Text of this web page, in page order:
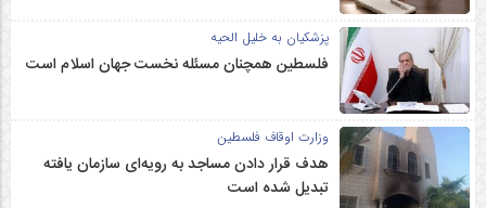
پزشکیان به خلیل الحیه
فلسطین همچنان مسئله نخست جهان اسلام است
وزارت اوقاف فلسطین
هدف قرار دادن مساجد به رویه‌ای سازمان‌ یافته
تبدیل شده است